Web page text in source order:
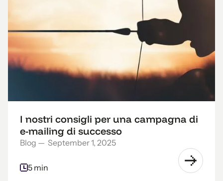
I nostri consigli per una campagna di
e-mailing di successo
Blog — September 1, 2025
5 min